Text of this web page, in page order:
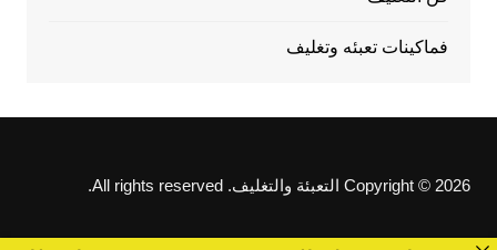
فماكينات تعبئه وتغليف
Copyright © 2026 التعبئة والتغليف. All rights reserved.